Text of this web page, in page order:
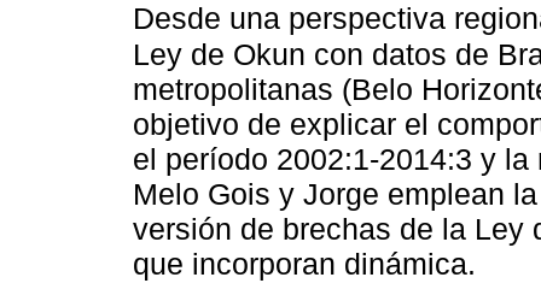
Desde una perspectiva
Ley de Okun con datos de
metropolitanas (Belo
objetivo de explicar el
el período 2002:1-2014:3 y
Melo Gois y Jorge emplean
versión de brechas de la Ley
que incorporan dinámica.